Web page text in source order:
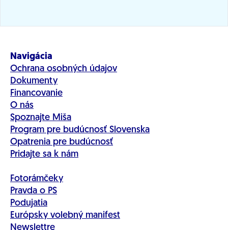
Navigácia
Ochrana osobných údajov
Dokumenty
Financovanie
O nás
Spoznajte Miša
Program pre budúcnosť Slovenska
Opatrenia pre budúcnosť
Pridajte sa k nám
Fotorámčeky
Pravda o PS
Podujatia
Európsky volebný manifest
Newslettre